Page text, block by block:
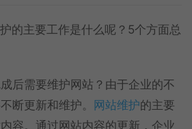
后需要维护网站？由于企业的不
断更新和维护。
网站维护的主要
容。通过网站内容的更新，企业